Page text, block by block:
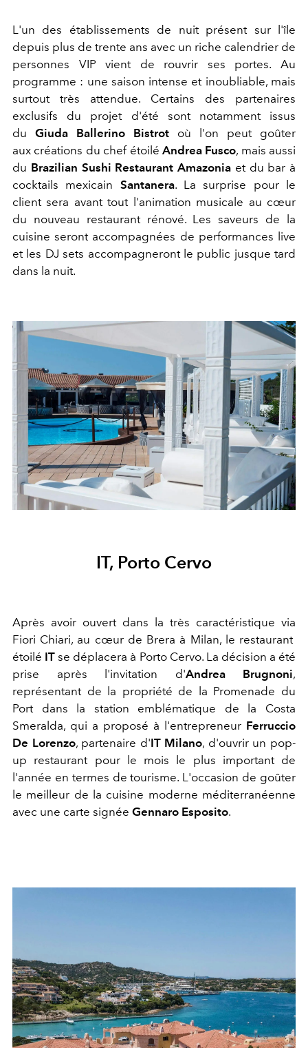
L'un des établissements de nuit présent sur l'île
depuis plus de trente ans avec un riche calendrier de
personnes VIP vient de rouvrir ses portes. Au
programme : une saison intense et inoubliable, mais
surtout très attendue. Certains des partenaires
exclusifs du projet d'été sont notamment issus
du Giuda Ballerino Bistrot où l'on peut goûter
aux créations du chef étoilé Andrea Fusco, mais aussi
du Brazilian Sushi Restaurant Amazonia et du bar à
cocktails mexicain Santanera. La surprise pour le
client sera avant tout l'animation musicale au cœur
du nouveau restaurant rénové. Les saveurs de la
cuisine seront accompagnées de performances live
et les DJ sets accompagneront le public jusque tard
dans la nuit.
IT, Porto Cervo
Après avoir ouvert dans la très caractéristique via
Fiori Chiari, au cœur de Brera à Milan, le restaurant
étoilé IT se déplacera à Porto Cervo. La décision a été
prise après l'invitation d'Andrea Brugnoni,
représentant de la propriété de la Promenade du
Port dans la station emblématique de la Costa
Smeralda, qui a proposé à l'entrepreneur Ferruccio
De Lorenzo, partenaire d'IT Milano, d'ouvrir un pop-
up restaurant pour le mois le plus important de
l'année en termes de tourisme. L'occasion de goûter
le meilleur de la cuisine moderne méditerranéenne
avec une carte signée Gennaro Esposito.